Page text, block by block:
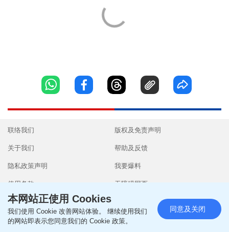
联络我们
关于我们
隐私政策声明
使用条款
版权及免责声明
帮助及反馈
我要爆料
无障碍网页
Copyright © 2026 SingTao Ltd.All rights reserved.
本网站正使用 Cookies
我们使用 Cookie 改善网站体验。 继续使用我们
的网站即表示您同意我们的 Cookie 政策。
同意及关闭